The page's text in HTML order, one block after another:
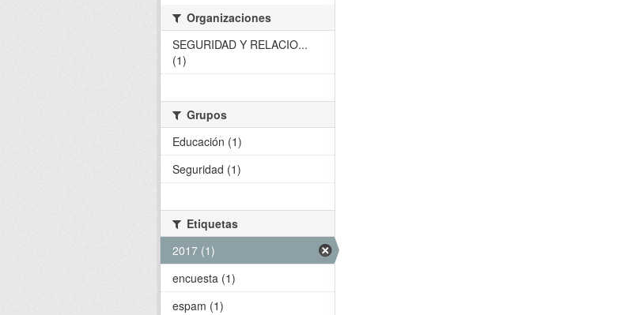
Organizaciones
SEGURIDAD Y RELACIO...
(1)
Grupos
Educación (1)
Seguridad (1)
Etiquetas
2017 (1)
encuesta (1)
espam (1)